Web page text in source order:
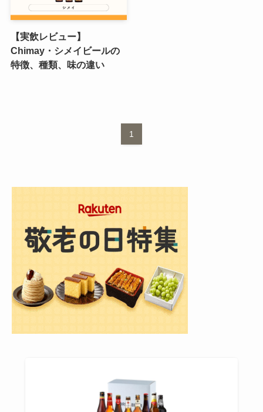
【実飲レビュー】
Chimay・シメイビールの
特徴、種類、味の違い
1